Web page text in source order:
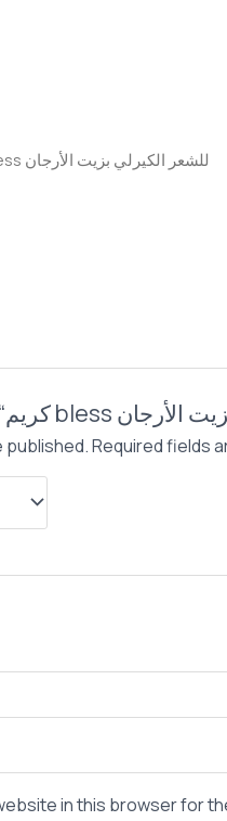
/ كريم bless للشعر الكيرلي بزيت الأرجان
published.Required fields
in this browser for